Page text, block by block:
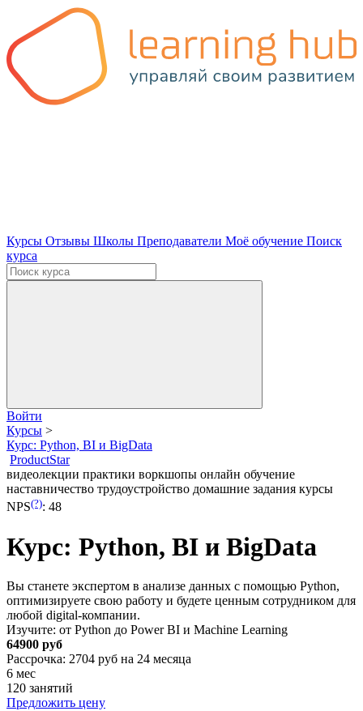
Курсы Отзывы Школы Преподаватели Моё обучение Поиск
курса
Войти
Курсы >
Курс: Python, BI и BigData
ProductStar
видеолекции практики воркшопы онлайн обучение
наставничество трудоустройство домашние задания курсы
NPS(?): 48
Курс: Python, BI и BigData
Вы станете экспертом в анализе данных с помощью Python,
оптимизируете свою работу и будете ценным сотрудником для
любой digital-компании.
Изучите: от Python до Power BI и Machine Learning
64900 руб
Рассрочка: 2704 руб на 24 месяца
6 мес
120 занятий
Предложить цену